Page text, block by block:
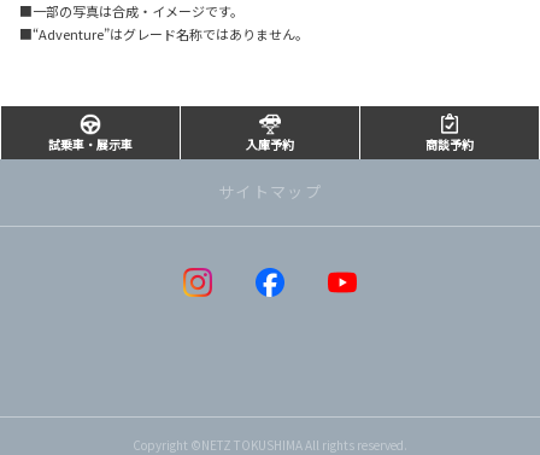
■一部の写真は合成・イメージです。
■“Adventure”はグレード名称ではありません。
試乗車・展示車 入庫予約 商談予約
サイトマップ
Copyright ©NETZ TOKUSHIMA All rights reserved.